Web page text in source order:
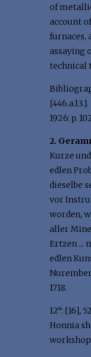
of
account
furnaces,
assaying
technical
[446.a.13.].
1926: p.
2.
Kurze
edlen
dieselbe
vor
worden,
aller
Ertzen ...
edlen
1718.
12°: [16],
Honnia
workshop.